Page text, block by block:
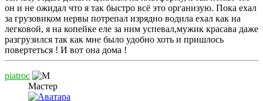
он и не ожидал что я так быстро всё это организую. Пока ехал
за грузовиком нервы потрепал изрядно водила ехал как на
легковой, я на копейке еле за ним успевал,мужик красава даже
разгрузился так как мне было удобно хоть и пришлось
повертеться ! И вот она дома !
piatroc
Мастер